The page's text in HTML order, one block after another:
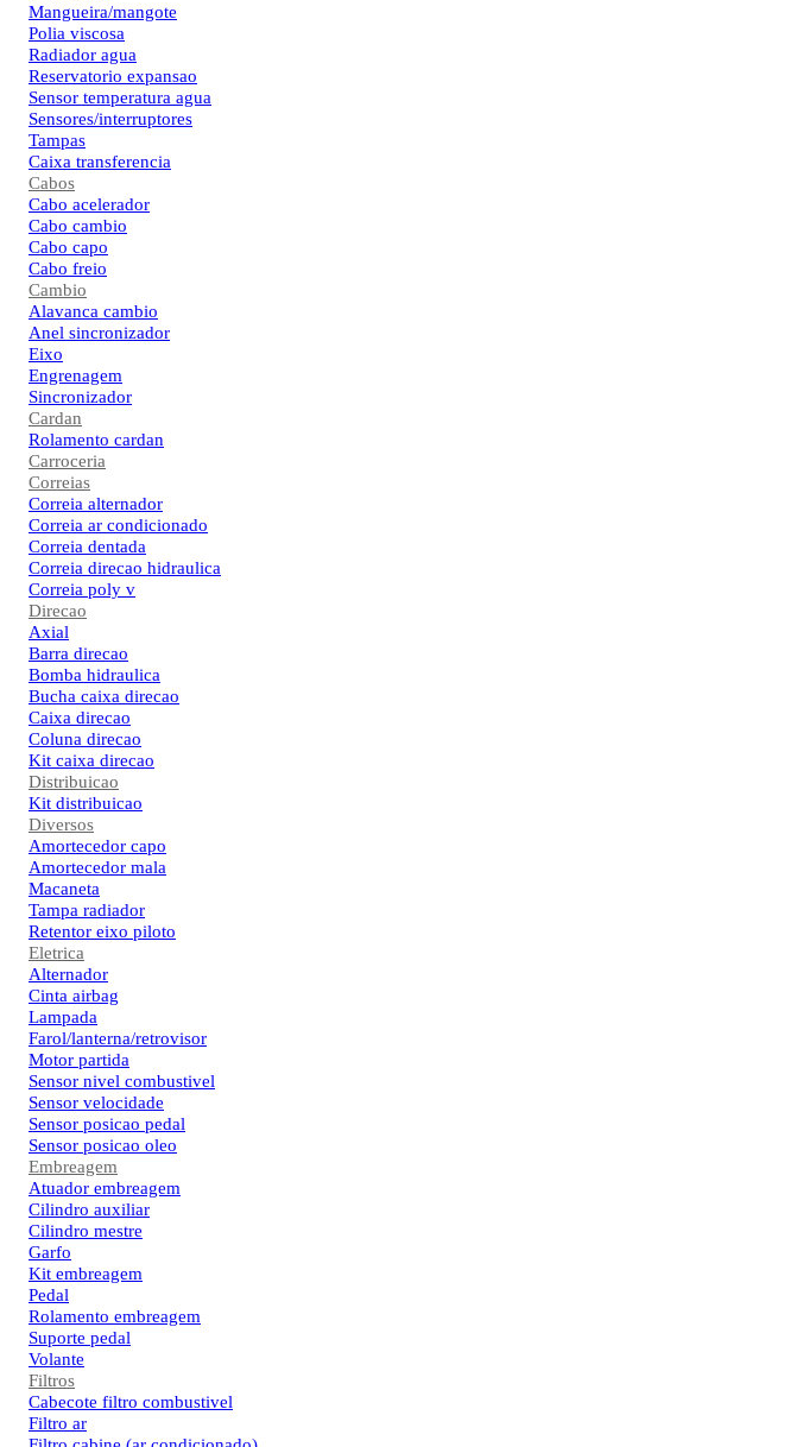
Mangueira/mangote
Polia viscosa
Radiador agua
Reservatorio expansao
Sensor temperatura agua
Sensores/interruptores
Tampas
Caixa transferencia
Cabos
Cabo acelerador
Cabo cambio
Cabo capo
Cabo freio
Cambio
Alavanca cambio
Anel sincronizador
Eixo
Engrenagem
Sincronizador
Cardan
Rolamento cardan
Carroceria
Correias
Correia alternador
Correia ar condicionado
Correia dentada
Correia direcao hidraulica
Correia poly v
Direcao
Axial
Barra direcao
Bomba hidraulica
Bucha caixa direcao
Caixa direcao
Coluna direcao
Kit caixa direcao
Distribuicao
Kit distribuicao
Diversos
Amortecedor capo
Amortecedor mala
Macaneta
Tampa radiador
Retentor eixo piloto
Eletrica
Alternador
Cinta airbag
Lampada
Farol/lanterna/retrovisor
Motor partida
Sensor nivel combustivel
Sensor velocidade
Sensor posicao pedal
Sensor posicao oleo
Embreagem
Atuador embreagem
Cilindro auxiliar
Cilindro mestre
Garfo
Kit embreagem
Pedal
Rolamento embreagem
Suporte pedal
Volante
Filtros
Cabecote filtro combustivel
Filtro ar